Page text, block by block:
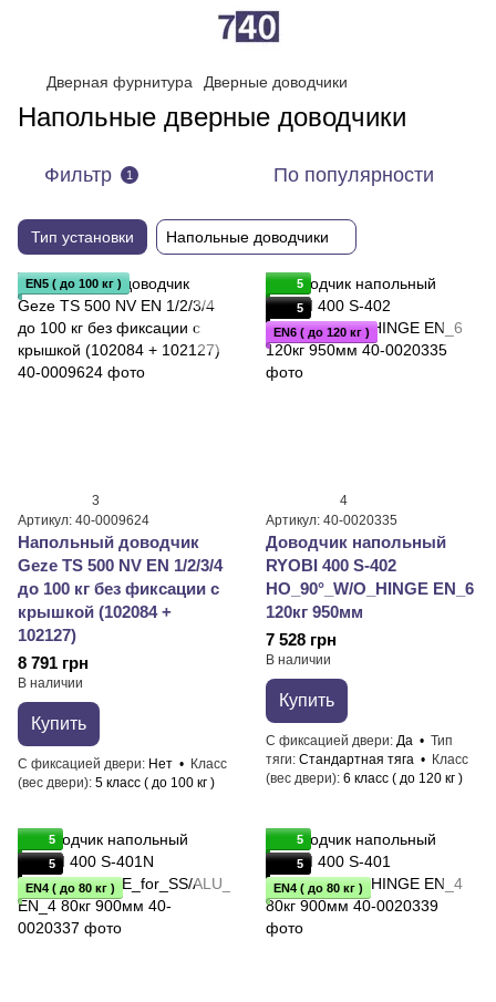
Дверная фурнитура Дверные доводчики
Напольные дверные доводчики
Фильтр 1 По популярности
Тип установки Напольные доводчики
EN5 ( до 100 кг )
3
Артикул: 40-0009624
Напольный доводчик
Geze TS 500 NV EN 1/2/3/4
до 100 кг без фиксации с
крышкой (102084 +
102127)
8 791 грн
В наличии
Купить
С фиксацией двери Нет
Класс
(вес двери) 5 класс ( до 100 кг )
5
5
EN6 ( до 120 кг )
4
Артикул: 40-0020335
Доводчик напольный
RYOBI 400 S-402
HO_90°_W/O_HINGE EN_6
120кг 950мм
7 528 грн
В наличии
Купить
С фиксацией двери Да
Тип
тяги Стандартная тяга
Класс
(вес двери) 6 класс ( до 120 кг )
5
5
EN4 ( до 80 кг )
5
5
EN4 ( до 80 кг )